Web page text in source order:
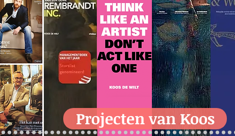
Projecten van Koos